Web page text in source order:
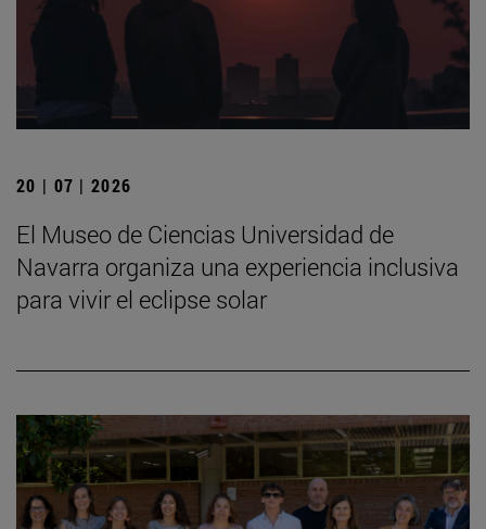
20 | 07 | 2026
El Museo de Ciencias Universidad de
Navarra organiza una experiencia inclusiva
para vivir el eclipse solar